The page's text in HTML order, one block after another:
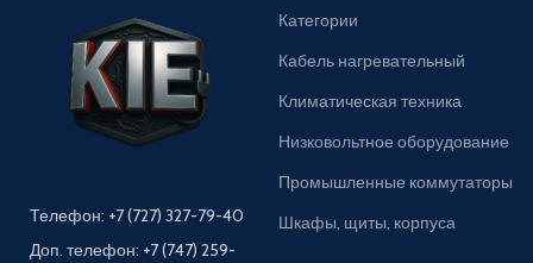
Телефон: +7 (727) 327-79-40
Доп. телефон: +7 (747) 259-
Категории
Кабель нагревательный
Климатическая техника
Низковольтное оборудование
Промышленные коммутаторы
Шкафы, щиты, корпуса